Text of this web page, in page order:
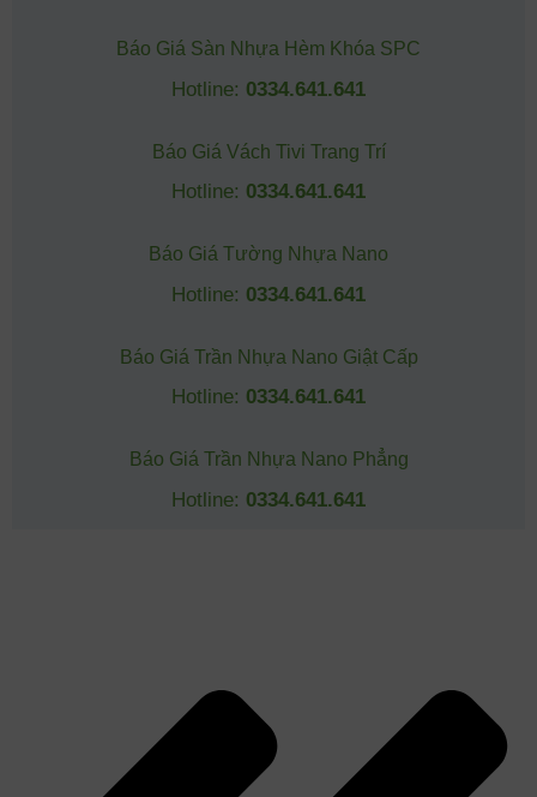
Báo Giá Sàn Nhựa Hèm Khóa SPC
Hotline: 0334.641.641
Báo Giá Vách Tivi Trang Trí
Hotline: 0334.641.641
Báo Giá Tường Nhựa Nano
Hotline: 0334.641.641
Báo Giá Trần Nhựa Nano Giật Cấp
Hotline: 0334.641.641
Báo Giá Trần Nhựa Nano Phẳng
Hotline: 0334.641.641